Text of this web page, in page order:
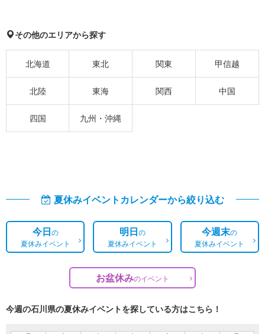
その他のエリアから探す
北海道 東北 関東 甲信越
北陸 東海 関西 中国
四国 九州・沖縄
夏休みイベントカレンダーから絞り込む
今日の
夏休みイベント
明日の
夏休みイベント
今週末の
夏休みイベント
お盆休みのイベント
今週の石川県の夏休みイベントを探している方はこちら！